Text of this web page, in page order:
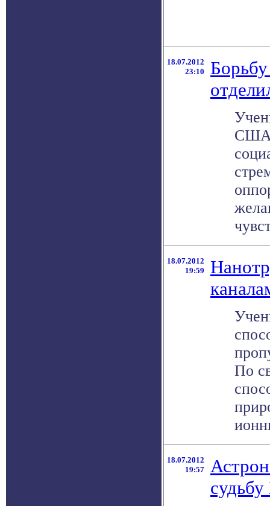
18.07.2012
23:10
США
18.07.2012
19:59
По
18.07.2012
19:57